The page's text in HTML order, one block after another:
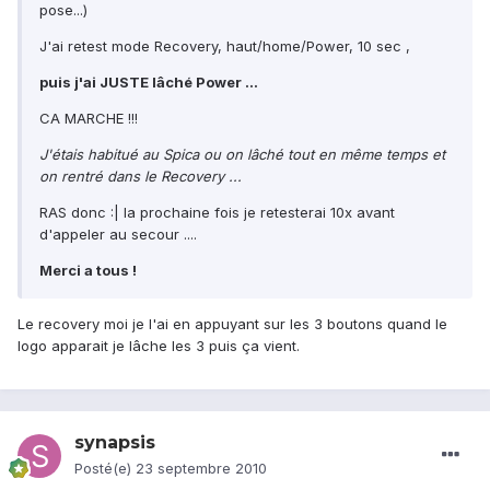
pose...)
J'ai retest mode Recovery, haut/home/Power, 10 sec ,
puis j'ai JUSTE lâché Power ...
CA MARCHE !!!
J'étais habitué au Spica ou on lâché tout en même temps et
on rentré dans le Recovery ...
RAS donc :| la prochaine fois je retesterai 10x avant
d'appeler au secour ....
Merci a tous !
Le recovery moi je l'ai en appuyant sur les 3 boutons quand le
logo apparait je lâche les 3 puis ça vient.
synapsis
Posté(e) 23 septembre 2010